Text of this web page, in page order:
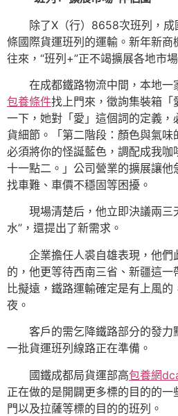
除了X（行）8658次班列，成
條國際貨運班列的運輸。新年新
往來，“班列+”正不竭擴展各地市場
在成都鐵路物流中間，本地一
包養條件找上門來，徵詢集裝箱「
一下，她對「愛」這個詞的定義，
貨細節。「第二階段：顏色與氣
必須將你的怪誕藍色，調配成我咖
十一點二。」公司營業的擴展讓
找車難、車價不穩固等困擾。
現場清楚后，他立即決議兩三
水”，還提出了新需求。
企業擔任人裘自雄表現，他
的，他更等待西南三省、新疆這
比擬遠，鐵路運輸確定是有上風
夜。
客戶的需乞降鐵路部分的發力
一批貨運班列線路正在準備。
國鐵成都局貨運部高包養網
正在做的是開闢更多標的目的的
門以及拉薩等標的目的的班列。